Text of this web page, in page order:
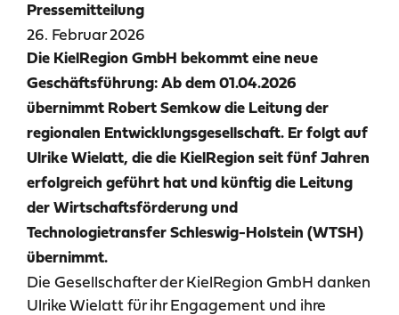
Pressemitteilung
26. Februar 2026
Die KielRegion GmbH bekommt eine neue
Geschäftsführung: Ab dem 01.04.2026
übernimmt Robert Semkow die Leitung der
regionalen Entwicklungsgesellschaft. Er folgt auf
Ulrike Wielatt, die die KielRegion seit fünf Jahren
erfolgreich geführt hat und künftig die Leitung
der Wirtschaftsförderung und
Technologietransfer Schleswig-Holstein (WTSH)
übernimmt.
Die Gesellschafter der KielRegion GmbH danken
Ulrike Wielatt für ihr Engagement und ihre